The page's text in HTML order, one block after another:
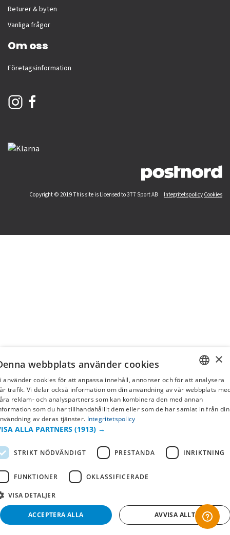
Returer & byten
Vanliga frågor
Om oss
Företagsinformation
Copyright © 2019 This site is Licensed to 377 Sport AB Integritetspolicy Cookies
SWEDISH
FI
×
webbplats använder cookies
använder cookies för att anpassa innehåll, annonser och för att analysera
trafik. Vi delar också information om din användning av vår webbplats
reklam- och analyspartners som kan kombinera den med annan
som du har tillhandahållit dem eller som de har samlat in från din
av deras tjänster. Integritetspolicy
ALLA PARTNERS (1913) →
STRIKT NÖDVÄNDIGT PRESTANDA INRIKTNING
FUNKTIONER OKLASSIFICERADE
VISA DETALJER
ACCEPTERA ALLA AVVISA ALLT